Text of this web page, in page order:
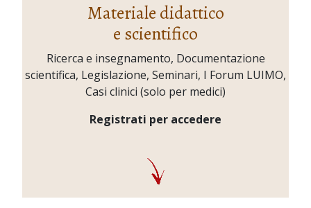
Materiale didattico
e scientifico
Ricerca e insegnamento, Documentazione
scientifica, Legislazione, Seminari, I Forum LUIMO,
Casi clinici (solo per medici)
Registrati per accedere